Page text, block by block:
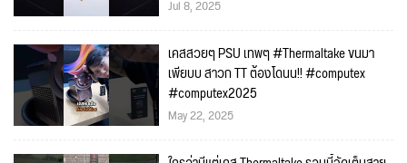
Jul 8, 2025
เคสสวยๆ PSU เทพๆ #Thermaltake ขนมา
เพียบบ สาวก TT ต้องโดนน!! #computex
#computex2025
May 22, 2025